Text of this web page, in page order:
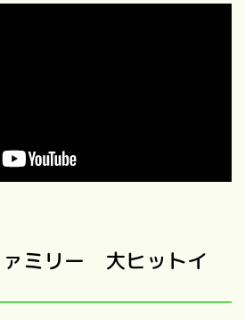
ァミリー 大ヒットイ